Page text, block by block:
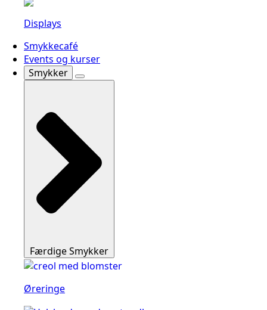
Displays
Smykkecafé
Events og kurser
Smykker
Færdige Smykker
Øreringe